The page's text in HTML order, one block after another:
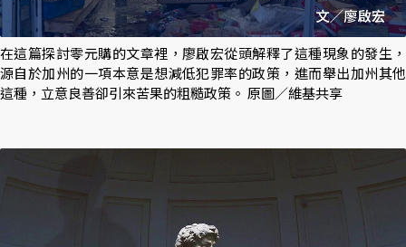
在這篇探討零元購的文章裡，廖啟宏從頭解釋了這種現象的發生，
源自於加州的一項本意是想減低犯罪率的政策，進而舉出加州其他
這種，立意良善卻引來苦果的粗糙政策。 原圖／維基共享